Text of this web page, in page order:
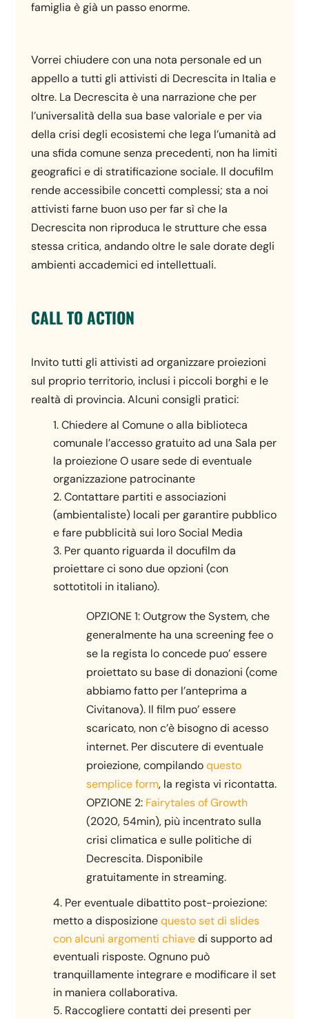
famiglia è già un passo enorme.
Vorrei chiudere con una nota personale ed un
appello a tutti gli attivisti di Decrescita in Italia e
oltre. La Decrescita è una narrazione che per
l’universalità della sua base valoriale e per via
della crisi degli ecosistemi che lega l’umanità ad
una sfida comune senza precedenti, non ha limiti
geografici e di stratificazione sociale. Il docufilm
rende accessibile concetti complessi; sta a noi
attivisti farne buon uso per far sì che la
Decrescita non riproduca le strutture che essa
stessa critica, andando oltre le sale dorate degli
ambienti accademici ed intellettuali.
CALL TO ACTION
Invito tutti gli attivisti ad organizzare proiezioni
sul proprio territorio, inclusi i piccoli borghi e le
realtà di provincia. Alcuni consigli pratici:
Chiedere al Comune o alla biblioteca
comunale l’accesso gratuito ad una Sala per
la proiezione O usare sede di eventuale
organizzazione patrocinante
Contattare partiti e associazioni
(ambientaliste) locali per garantire pubblico
e fare pubblicità sui loro Social Media
Per quanto riguarda il docufilm da
proiettare ci sono due opzioni (con
sottotitoli in italiano).
OPZIONE 1: Outgrow the System, che
generalmente ha una screening fee o
se la regista lo concede puo’ essere
proiettato su base di donazioni (come
abbiamo fatto per l’anteprima a
Civitanova). Il film puo’ essere
scaricato, non c’è bisogno di acesso
internet. Per discutere di eventuale
proiezione, compilandoquesto
semplice form, la regista vi ricontatta.
OPZIONE 2: Fairytales of Growth
(2020, 54min), più incentrato sulla
crisi climatica e sulle politiche di
Decrescita. Disponibile
gratuitamente in streaming.
Per eventuale dibattito post-proiezione:
metto a disposizionequesto set di slides
con alcuni argomenti chiavedi supporto ad
eventuali risposte. Ognuno può
tranquillamente integrare e modificare il set
in maniera collaborativa.
Raccogliere contatti dei presenti per